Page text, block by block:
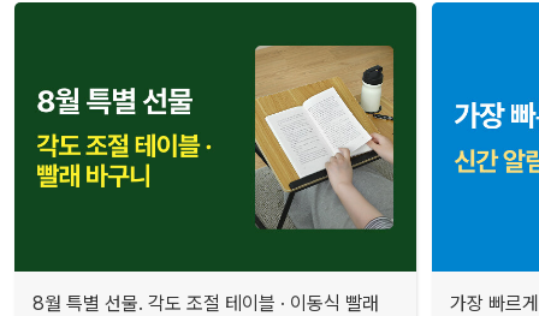
8월 특별 선물. 각도 조절 테이블 · 이동식 빨래
가장 빠르